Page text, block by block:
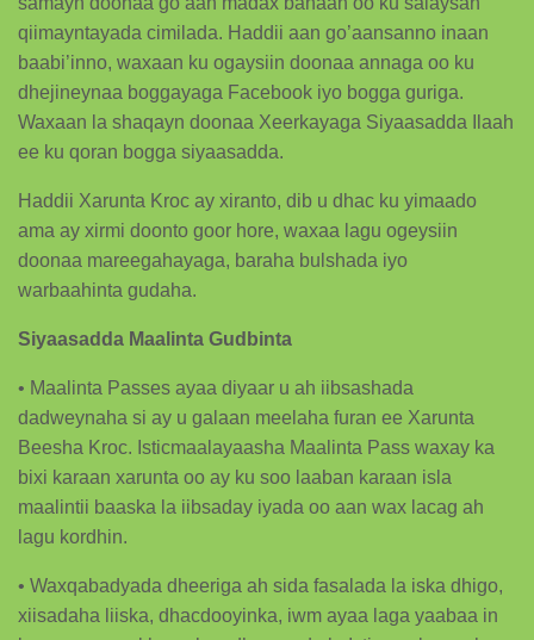
qiimayntayada cimilada. Haddii aan go’aansanno inaan
baabi’inno, waxaan ku ogaysiin doonaa annaga oo ku
dhejineynaa boggayaga Facebook iyo bogga guriga.
Waxaan la shaqayn doonaa Xeerkayaga Siyaasadda Ilaah
ee ku qoran bogga siyaasadda.
Haddii Xarunta Kroc ay xiranto, dib u dhac ku yimaado
ama ay xirmi doonto goor hore, waxaa lagu ogeysiin
doonaa mareegahayaga, baraha bulshada iyo
warbaahinta gudaha.
Siyaasadda Maalinta Gudbinta
• Maalinta Passes ayaa diyaar u ah iibsashada
dadweynaha si ay u galaan meelaha furan ee Xarunta
Beesha Kroc. Isticmaalayaasha Maalinta Pass waxay ka
bixi karaan xarunta oo ay ku soo laaban karaan isla
maalintii baaska la iibsaday iyada oo aan wax lacag ah
lagu kordhin.
• Waxqabadyada dheeriga ah sida fasalada la iska dhigo,
xiisadaha liiska, dhacdooyinka, iwm ayaa laga yaabaa in